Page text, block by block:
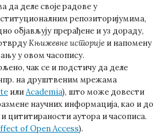
да деле своје радове у
репозиторијумима,
објављују прерађене и уз дораду,
Књижевне историје и напомену
у овом часопису.
чак се и подстичу да деле
на друштвеним мрежама
илиAcademia), што може довести
научних информација, као и до
цититираности аутора и часописа.
of Open Access).